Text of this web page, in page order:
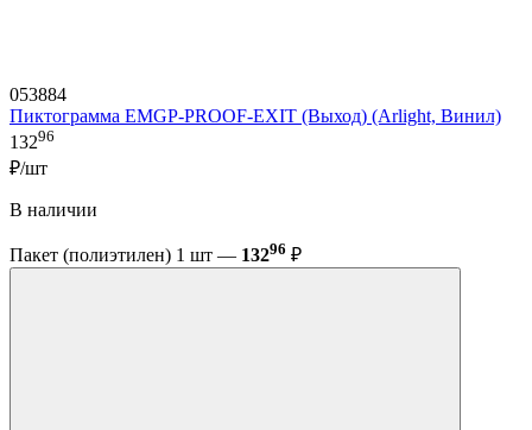
053884
Пиктограмма EMGP-PROOF-EXIT (Выход) (Arlight, Винил)
13296
₽/шт
В наличии
Пакет (полиэтилен) 1 шт — 13296 ₽